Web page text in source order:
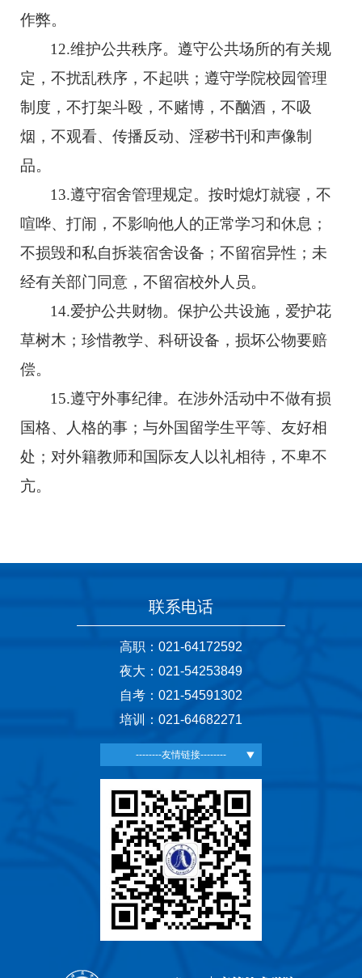
作弊。
12.维护公共秩序。遵守公共场所的有关规
定，不扰乱秩序，不起哄；遵守学院校园管理
制度，不打架斗殴，不赌博，不酗酒，不吸
烟，不观看、传播反动、淫秽书刊和声像制
品。
13.遵守宿舍管理规定。按时熄灯就寝，不
喧哗、打闹，不影响他人的正常学习和休息；
不损毁和私自拆装宿舍设备；不留宿异性；未
经有关部门同意，不留宿校外人员。
14.爱护公共财物。保护公共设施，爱护花
草树木；珍惜教学、科研设备，损坏公物要赔
偿。
15.遵守外事纪律。在涉外活动中不做有损
国格、人格的事；与外国留学生平等、友好相
处；对外籍教师和国际友人以礼相待，不卑不
亢。
联系电话
高职：021-64172592
夜大：021-54253849
自考：021-54591302
培训：021-64682271
--------友情链接--------